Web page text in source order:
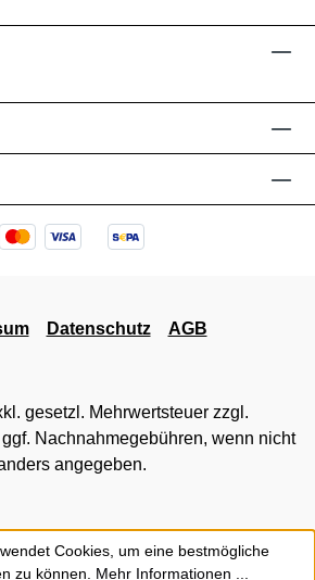
Datenschutz AGB
gesetzl. Mehrwertsteuer zzgl.
Nachnahmegebühren, wenn nicht
angegeben.
Cookies, um eine bestmögliche
zu können. Mehr Informationen ...